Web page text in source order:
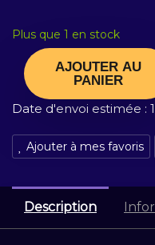
Plus que 1 en stock
AJOUTER AU
PANIER
Date d'envoi estimée :
Ajouter à mes favoris
Description